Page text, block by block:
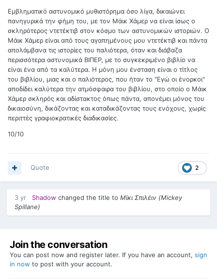
Εμβληματικό αστυνομικό μυθιστόρημα όσο λίγα, δικαιώνει
πανηγυρικά την φήμη του, με τον Μάικ Χάμερ να είναι ίσως ο
σκληρότερος ντετέκτιβ στον κόσμο των αστυνομικών ιστοριών. Ο
Μάικ Χάμερ είναι από τους αγαπημένους μου ντετέκτιβ και πάντα
απολάμβανα τις ιστορίες του παλιότερα, όταν και διάβαζα
περισσότερα αστυνομικά ΒΙΠΕΡ, με το συγκεκριμένο βιβλίο να
είναι ένα από τα καλύτερα. Η μόνη μου ένσταση είναι ο τίτλος
του βιβλίου, μιας και ο παλιότερος, που ήταν το "Εγώ οι ένορκοι"
αποδίδει καλύτερα την ατμόσφαιρα του βιβλίου, στο οποίο ο Μάικ
Χάμερ σκληρός και αδίστακτος όπως πάντα, απονέμει μόνος του
δικαιοσύνη, δικάζοντας και καταδικάζοντας τους ενόχους, χωρίς
περιττές γραφιοκρατικές διαδικασίες.
10/10
2
Quote
3 yr Shadow changed the title to Μίκι Σπιλέιν (Mickey
Spillane)
Join the conversation
You can post now and register later. If you have an account, sign
in now to post with your account.